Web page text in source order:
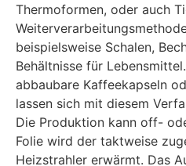
Thermoformen, oder auch
beispielsweise Schalen,
Behältnisse für
abbaubare Kaffeekapseln
lassen sich mit diesem
Die Produktion kann off-
Folie wird der taktweise
Heizstrahler erwärmt. Das